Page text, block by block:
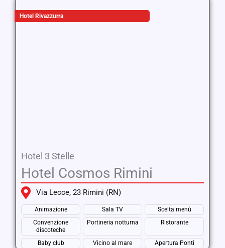
Hotel Rivazzurra
Hotel 3 Stelle
Hotel Cosmos Rimini
Via Lecce, 23 Rimini (RN)
Animazione Sala TV
Scelta menù
Convenzione
discoteche
Portineria notturna Ristorante
Baby club Vicino al mare Apertura Ponti